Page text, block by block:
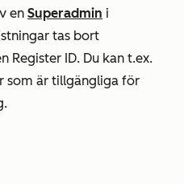
en Superadmin i
tas bort
Register ID. Du kan t.ex.
som är tillgängliga för